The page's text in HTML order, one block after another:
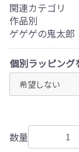
関連カテゴリ
作品別
ゲゲゲの鬼太郎
個別ラッピング
数量